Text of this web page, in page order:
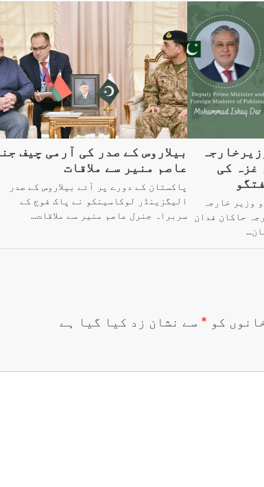
غزہ کی
وزیر خارجہ
حاکان فدان
بیلاروس کے صدر کی آرمی چیف
عاصم منیر سے ملاقات
پاکستان کے دورے پر آئے بیلاروس کے صدر
الیگزینڈر لوکاسینکو نے پاک فوج کے
سربراہ جنرل عاصم منیر سے ملاقات…
کو * سے نشان زد کیا گیا ہے